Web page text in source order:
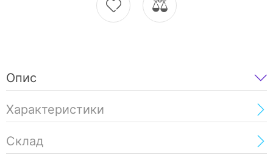
Опис
Характеристики
Склад